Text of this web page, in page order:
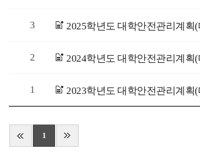
3 2025학년도 대학안전관리계획
2 2024학년도 대학안전관리계획
1 2023학년도 대학안전관리계획
1